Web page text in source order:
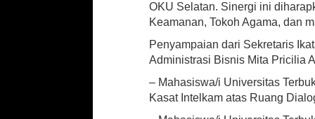
OKU Selatan. Sinergi ini
Keamanan, Tokoh Agama, dan
Penyampaian dari Sekretaris
Administrasi Bisnis Mita Pricilia
– Mahasiswa/i Universitas
Kasat Intelkam atas Ruang